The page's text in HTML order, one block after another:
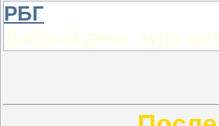
РБГ
Добрый день, куда